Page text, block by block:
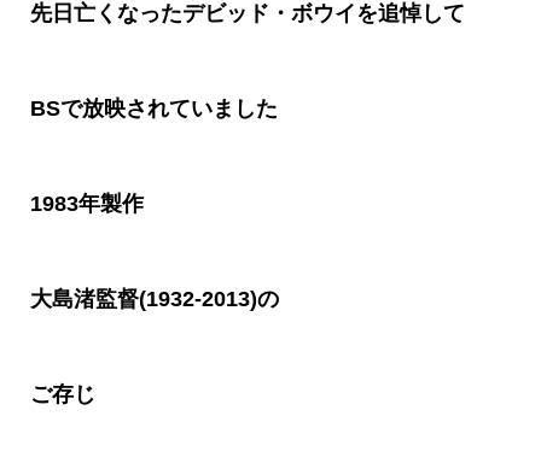
先日亡くなったデビッド・ボウイを追悼して
BSで放映されていました
1983年製作
大島渚監督(1932-2013)の
ご存じ